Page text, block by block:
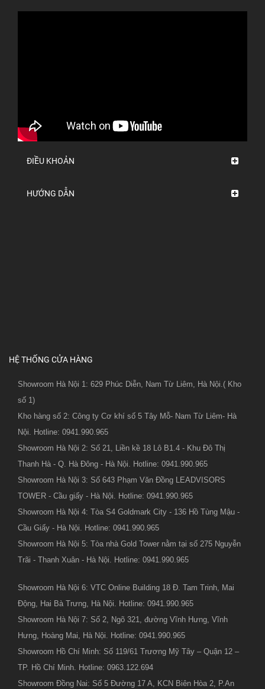
ĐIỀU KHOẢN
HƯỚNG DẪN
HỆ THỐNG CỬA HÀNG
Showroom Hà Nội 1: 629 Phúc Diễn, Nam Từ Liêm, Hà Nội.( Kho
số 1)
Kho hàng số 2: Công ty Cơ khí số 5 Tây Mỗ- Nam Từ Liêm- Hà
Nội. Hotline: 0941.990.965
Showroom Hà Nội 2: Số 21, Liền kề 18 Lô B1.4 - Khu Đô Thị
Thanh Hà - Q. Hà Đông - Hà Nội. Hotline: 0941.990.965
Showroom Hà Nội 3: Số 643 Phạm Văn Đồng LEADVISORS
TOWER - Cầu giấy - Hà Nội. Hotline: 0941.990.965
Showroom Hà Nội 4: Tòa S4 Goldmark City - 136 Hồ Tùng Mậu -
Cầu Giấy - Hà Nội. Hotline: 0941.990.965
Showroom Hà Nội 5: Tòa nhà Gold Tower nằm tại số 275 Nguyễn
Trãi - Thanh Xuân - Hà Nội. Hotline: 0941.990.965
Showroom Hà Nội 6: VTC Online Building 18 Đ. Tam Trinh, Mai
Động, Hai Bà Trưng, Hà Nội. Hotline: 0941.990.965
Showroom Hà Nội 7: Số 2, Ngõ 321, đường Vĩnh Hưng, Vĩnh
Hưng, Hoàng Mai, Hà Nội. Hotline: 0941.990.965
Showroom Hồ Chí Minh: Số 119/61 Trương Mỹ Tây – Quận 12 –
TP. Hồ Chí Minh. Hotline: 0963.122.694
Showroom Đồng Nai: Số 5 Đường 17 A, KCN Biên Hòa 2, P.An